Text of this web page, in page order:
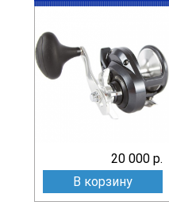
20 000 р.
В корзину